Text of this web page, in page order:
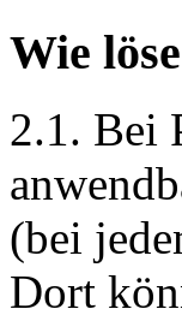
Wie
2.1. Bei
(bei
Dort